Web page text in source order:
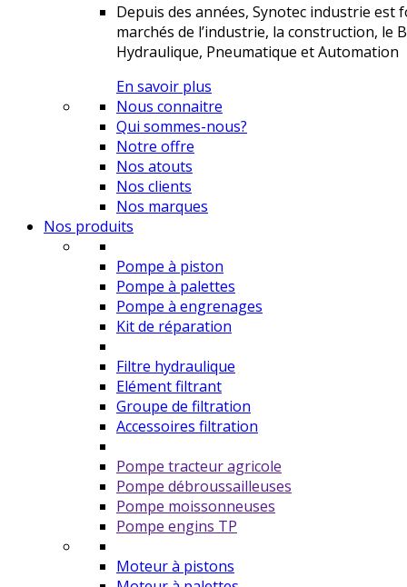
Depuis des années, Synotec industrie
marchés de l’industrie, la construction, le
Hydraulique, Pneumatique et Automation
En savoir plus
Nous connaitre
Qui sommes-nous?
Notre offre
Nos atouts
Nos clients
Nos marques
Nos produits
Pompe à piston
Pompe à palettes
Pompe à engrenages
Kit de réparation
Filtre hydraulique
Elément filtrant
Groupe de filtration
Accessoires filtration
Pompe tracteur agricole
Pompe débroussailleuses
Pompe moissonneuses
Pompe engins TP
Moteur à pistons